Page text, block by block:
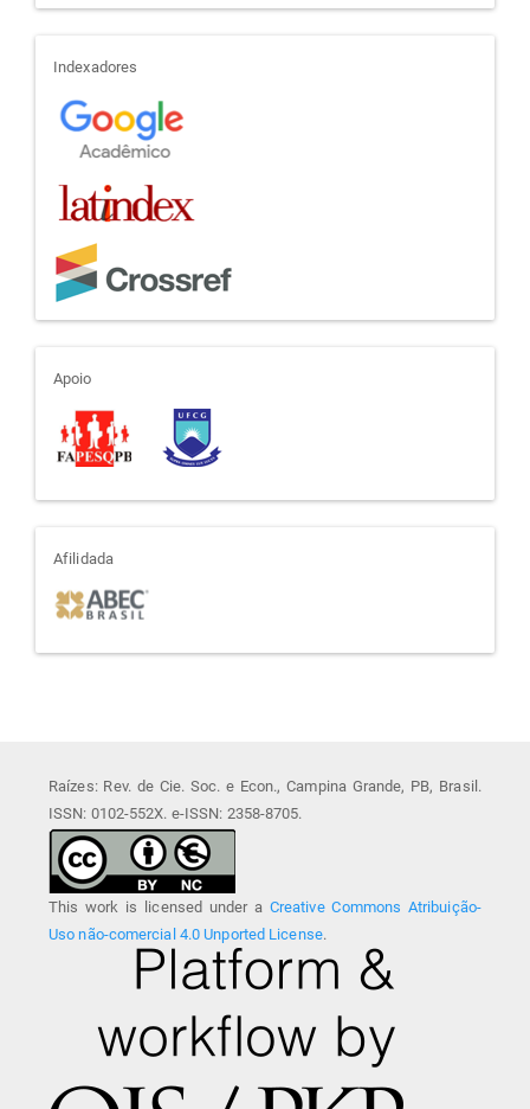
indexadores
Indexadores
apoio
Apoio
afiliada
Afilidada
Raízes: Rev. de Cie. Soc. e Econ., Campina Grande, PB, Brasil.
ISSN: 0102-552X. e-ISSN: 2358-8705.
This work is licensed under a Creative Commons Atribuição-
Uso não-comercial 4.0 Unported License.